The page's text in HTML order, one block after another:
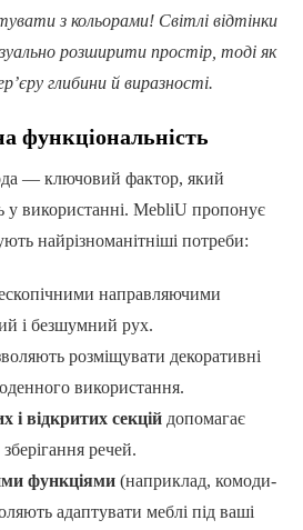
з кольорами! Світлі відтінки
розширити простір, тоді як
глибини й виразності.
функціональність
— ключовий фактор, який
у використанні. MebliU пропонує
найрізноманітніші потреби:
направляючими
і безшумний рух.
розміщувати декоративні
використання.
і відкритих секційдопомагає
речей.
функціями(наприклад, комоди-
адаптувати меблі під ваші